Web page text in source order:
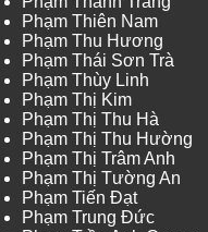
Phạm Thiên Nam
Phạm Thu Hương
Phạm Thái Sơn Trà
Phạm Thùy Linh
Phạm Thị Kim
Phạm Thị Thu Hà
Phạm Thị Thu Hường
Phạm Thị Trâm Anh
Phạm Thị Tường An
Phạm Tiến Đạt
Phạm Trung Đức